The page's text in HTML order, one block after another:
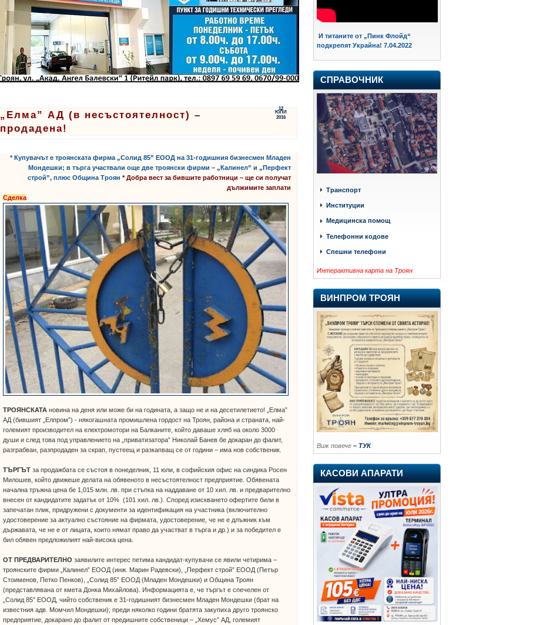
12
ЮЛИ
2016
„Елма” АД (в несъстоятелност) –
продадена!
* Купувачът е троянската фирма „Солид 85” ЕООД на 31-годишния бизнесмен Младен
Мондешки; в търга участвали още две троянски фирми – „Калинел” и „Перфект
строй”, плюс Община Троян * Добра вест за бившите работници – ще си получат
дължимите заплати
Сделка
ТРОЯНСКАТА новина на деня или може би на годината, а защо не и на десетилетието! „Елма”
АД (бившият „Елпром”) - някогашната промишлена гордост на Троян, района и страната, най-
големият производител на електромотори на Балканите, който даваше хляб на около 3000
души и след това под управлението на „приватизатора” Николай Банев бе докаран до фалит,
разграбван, разпродаден за скрап, пустеещ и разкапващ се от години – има нов собственик.
ТЪРГЪТ за продажбата се състоя в понеделник, 11 юли, в софийския офис на синдика Росен
Милошев, който движеше делата на обявеното в несъстоятелност предприятие. Обявената
начална тръжна цена бе 1,015 млн. лв. при стъпка на наддаване от 10 хил. лв. и предварително
внесен от кандидатите задатък от 10% (101 хил. лв.). Според изискването офертите били в
запечатан плик, придружени с документи за идентификация на участника (включително
удостоверение за актуално състояние на фирмата, удостоверение, че не е длъжник към
държавата, че не е от лицата, които нямат право да участват в търга и др.) и за победител е
бил обявен предложилият най-висока цена.
ОТ ПРЕДВАРИТЕЛНО заявилите интерес петима кандидат-купувачи се явили четирима –
троянските фирми „Калинел” ЕООД (инж. Марин Радевски), „Перфект строй” ЕООД (Петър
Стоименов, Петко Пенков), „Солид 85” ЕООД (Младен Мондешки) и Община Троян
(представлявана от кмета Донка Михайлова). Информацията е, че търгът е спечелен от
„Солид 85” ЕООД, чийто собственик е 31-годишният бизнесмен Младен Мондешки (брат на
известния адв. Момчил Мондешки); преди няколко години братята закупиха друго троянско
предприятие, докарано до фалит от предишните собственици – „Хемус” АД, големият
И титаните от „Пинк Флойд“
подкрепят Украйна! 7.04.2022
СПРАВОЧНИК
Транспорт
Институции
Медицинска помощ
Телефонни кодове
Спешни телефони
Интерактивна карта на Троян
ВИНПРОМ ТРОЯН
Виж повече – ТУК
КАСОВИ АПАРАТИ